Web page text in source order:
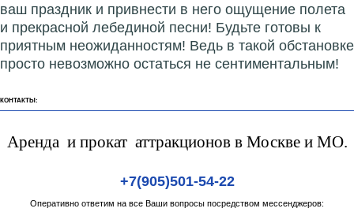
ваш праздник и привнести в него ощущение полета
и прекрасной лебединой песни! Будьте готовы к
приятным неожиданностям! Ведь в такой обстановке
просто невозможно остаться не сентиментальным!
КОНТАКТЫ:
Аренда и прокат аттракционов в Москве и МО.
+7(905)501-54-22
Оперативно ответим на все Ваши вопросы посредством мессенджеров: